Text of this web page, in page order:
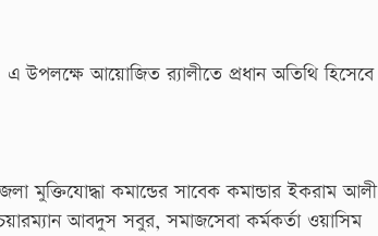
উপলক্ষে আয়োজিত র‍্যালীতে প্রধান অতিথি হিসেবে
মুক্তিযোদ্ধা কমান্ডের সাবেক কমান্ডার ইকরাম আলী
আবদুস সবুর, সমাজসেবা কর্মকর্তা ওয়াসিম